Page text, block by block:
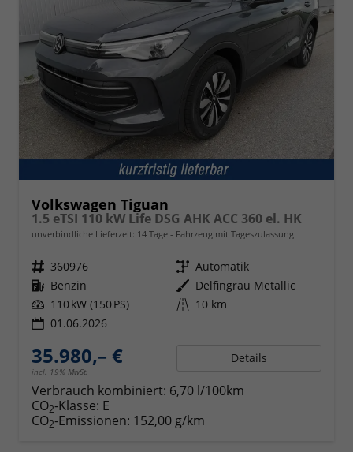
Volkswagen Tiguan
1.5 eTSI 110 kW Life DSG AHK ACC 360 el. HK
unverbindliche Lieferzeit: 14 Tage Fahrzeug mit Tageszulassung
Fahrzeugnr. 360976 Getriebe Automatik
Kraftstoff Benzin Außenfarbe Delfingrau Metallic
Leistung 110 kW (150 PS) Kilometerstand 10 km
01.06.2026
35.980,– €
incl. 19% MwSt.
Details
Verbrauch kombiniert: 6,70 l/100km
CO2-Klasse: E
CO2-Emissionen: 152,00 g/km